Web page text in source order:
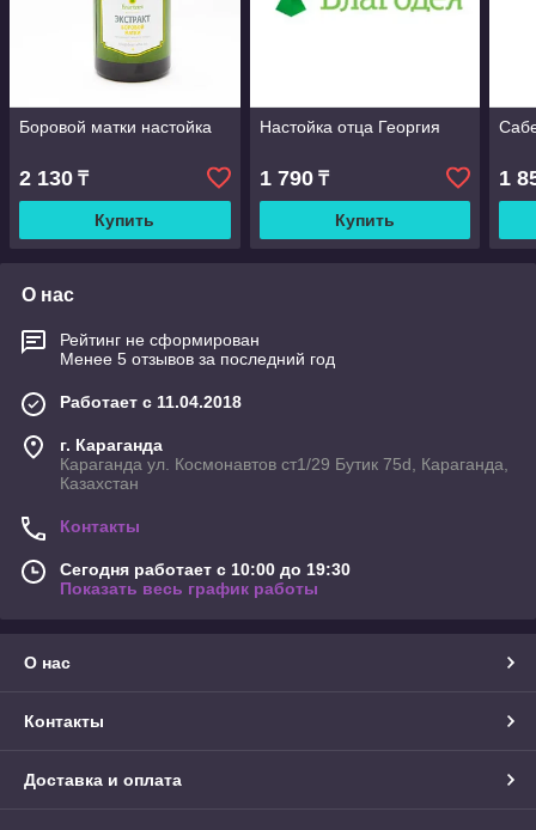
Боровой матки настойка
2 130 ₸
Купить
Настойка отца Георгия
1 790₸
Купить
1
О нас
Рейтинг не сформирован
Менее 5 отзывов за последний год
Работает с 11.04.2018
г. Караганда
Караганда ул. Космонавтов ст1/29 Бутик 75d, Караганда,
Казахстан
Контакты
Сегодня работает с 10:00 до 19:30
Показать весь график работы
О нас
Контакты
Доставка и оплата